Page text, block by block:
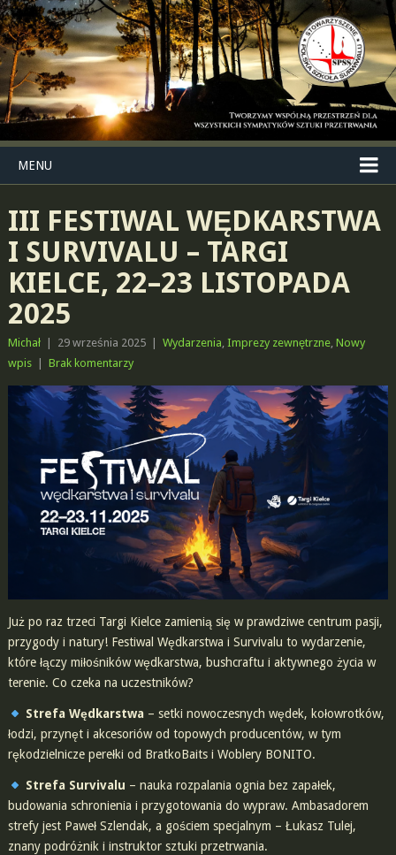
MENU
III FESTIWAL WĘDKARSTWA
I SURVIVALU – TARGI
KIELCE, 22–23 LISTOPADA
2025
Michał 29 września 2025 Wydarzenia, Imprezy zewnętrzne, Nowy
wpis
Brak komentarzy
Już po raz trzeci Targi Kielce zamienią się w prawdziwe centrum pasji,
przygody i natury! Festiwal Wędkarstwa i Survivalu to wydarzenie,
które łączy miłośników wędkarstwa, bushcraftu i aktywnego życia w
terenie. Co czeka na uczestników?
Strefa Wędkarstwa– setki nowoczesnych wędek, kołowrotków,
łodzi, przynęt i akcesoriów od topowych producentów, w tym
rękodzielnicze perełki od BratkoBaits i Woblery BONITO.
Strefa Survivalu – nauka rozpalania ognia bez zapałek,
budowania schronienia i przygotowania do wypraw. Ambasadorem
strefy jest Paweł Szlendak, a gościem specjalnym – Łukasz Tulej,
znany podróżnik i instruktor sztuki przetrwania.